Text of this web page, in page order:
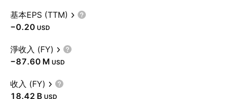
基本EPS (TTM)
−0.20 USD
淨收入 (FY)
‪−87.60 M‬ USD
收入 (FY)
‪18.42 B‬ USD